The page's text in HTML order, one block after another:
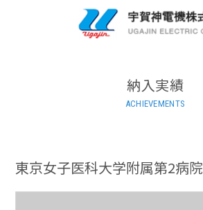
納入実績
ACHIEVEMENTS
東京女子医科大学附属第2病院